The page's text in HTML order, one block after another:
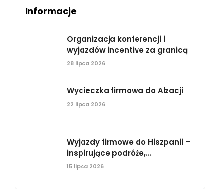
Informacje
Organizacja konferencji i
wyjazdów incentive za granicą
28 lipca 2026
Wycieczka firmowa do Alzacji
22 lipca 2026
Wyjazdy firmowe do Hiszpanii –
inspirujące podróże,...
15 lipca 2026